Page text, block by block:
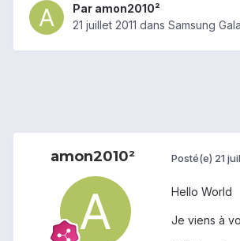
Par amon2010²
21 juillet 2011 dans Samsung
amon2010² Posté(e) 21
Hello World
Je viens à